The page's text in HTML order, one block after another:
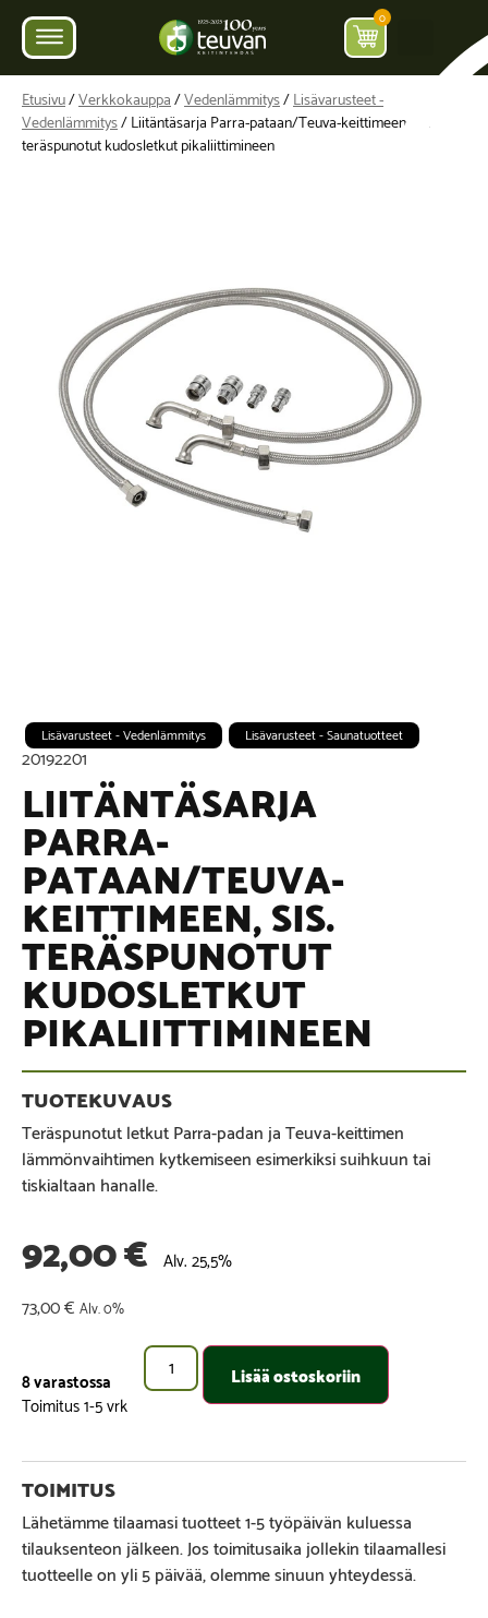
0
Etusivu/Verkkokauppa/Vedenlämmitys/Lisävarusteet -
Vedenlämmitys/ Liitäntäsarja Parra-pataan/Teuva-keittimeen, sis.
teräspunotut kudosletkut pikaliittimineen
20192201
Lisävarusteet - Vedenlämmitys Lisävarusteet - Saunatuotteet
LIITÄNTÄSARJA
PARRA-
PATAAN/TEUVA-
KEITTIMEEN, SIS.
TERÄSPUNOTUT
KUDOSLETKUT
PIKALIITTIMINEEN
Teräspunotut letkut Parra-padan ja Teuva-keittimen
lämmönvaihtimen kytkemiseen esimerkiksi suihkuun tai
tiskialtaan hanalle.
92,00€ Alv. 25,5%
73,00€ Alv. 0%
8 varastossa Lisää ostoskoriin
Lähetämme tilaamasi tuotteet 1-5 työpäivän kuluessa
tilauksenteon jälkeen. Jos toimitusaika jollekin tilaamallesi
tuotteelle on yli 5 päivää, olemme sinuun yhteydessä.